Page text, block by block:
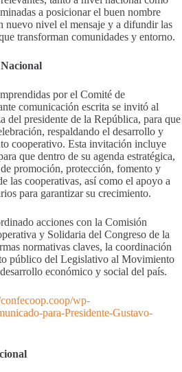
a posicionar el buen nombre
nuevo nivel el mensaje y a difundir las
transforman comunidades y entorno.
por el Comité de
comunicación escrita se invitó al
del presidente de la República, para que
respaldando el desarrollo y
cooperativo. Esta invitación incluye
que dentro de su agenda estratégica,
promoción, protección, fomento y
las cooperativas, así como el apoyo a
para garantizar su crecimiento.
acciones con la Comisión
y Solidaria del Congreso de la
normativas claves, la coordinación
público del Legislativo al Movimiento
económico y social del país.
wp-
para-Presidente-Gustavo-